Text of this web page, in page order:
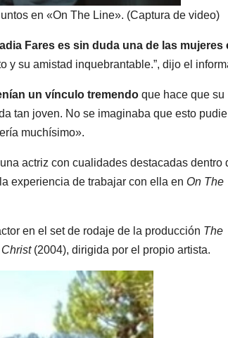
en «On The Line». (Captura de video)
Fares es sin duda una de las mujeres
y su amistad inquebrantable.”, dijo el
un vínculo tremendo que hace que su
tan joven. No se imaginaba que esto
muchísimo».
actriz con cualidades destacadas dentro
experiencia de trabajar con ella en On The
en el set de rodaje de la producción The
(2004), dirigida por el propio artista.